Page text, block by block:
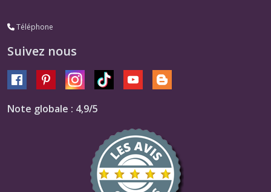
Téléphone
Suivez nous
Note globale : 4,9/5